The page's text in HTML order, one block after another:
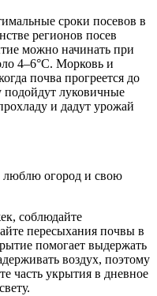
сроки посевов в
регионов посев
можно начинать при
4–6°C. Морковь и
почва прогреется до
луковичные
и дадут урожай
люблю огород и свою
соблюдайте
пересыхания почвы в
помогает выдержать
воздух, поэтому
часть укрытия в дневное